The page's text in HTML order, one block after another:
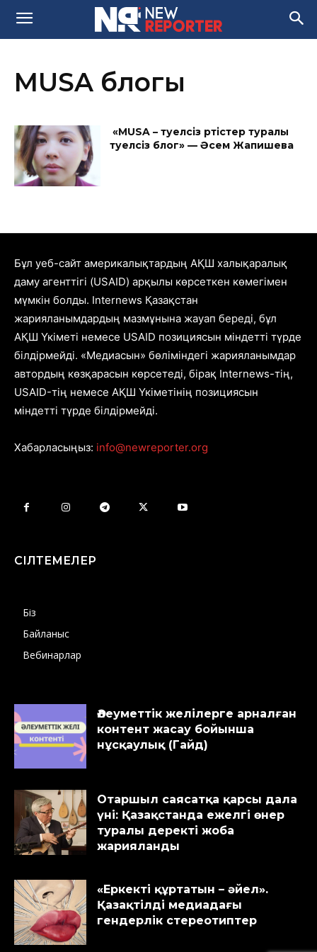
MUSA блогы
«MUSA – тәуелсіз әртістер туралы
тәуелсіз блог» — Әсем Жапишева
Бұл уеб-сайт америкалықтардың АҚШ халықаралық
даму агенттігі (USAID) арқылы көрсеткен көмегімен
мүмкін болды. Internews Қазақстан
жарияланымдардың мазмұнына жауап береді, бұл
АҚШ Үкіметі немесе USAID позициясын міндетті түрде
білдірмейді. «Медиасын» бөліміндегі жарияланымдар
автордың көзқарасын көрсетеді, бірақ Internews-тің,
USAID-тің немесе АҚШ Үкіметінің позициясын
міндетті түрде білдірмейді.
Хабарласыңыз: info@newreporter.org
СІЛТЕМЕЛЕР
Біз
Байланыс
Вебинарлар
Әлеуметтік желілерге арналған
контент жасау бойынша
нұсқаулық (Гайд)
Отаршыл саясатқа қарсы дала
үні: Қазақстанда ежелгі өнер
туралы деректі жоба
жарияланды
«Еркекті құртатын – әйел».
Қазақтілді медиадағы
гендерлік стереотиптер